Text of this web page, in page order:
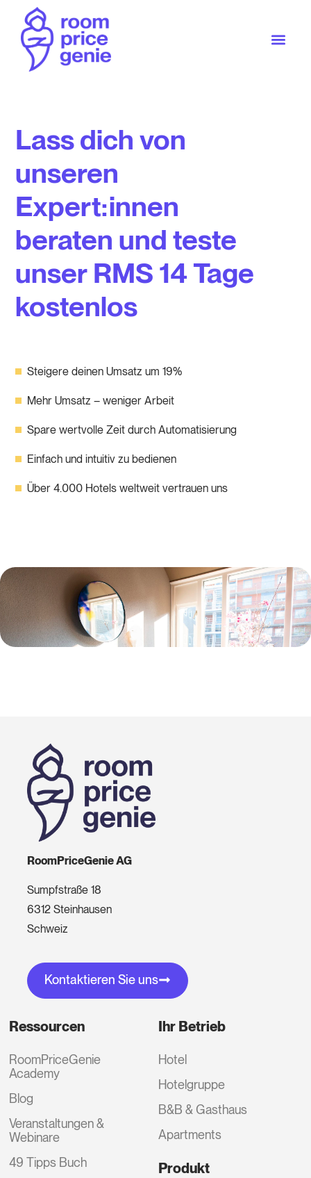
Lass dich von
unseren
Expert:innen
beraten und teste
unser RMS 14 Tage
kostenlos
Steigere deinen Umsatz um 19%
Mehr Umsatz – weniger Arbeit
Spare wertvolle Zeit durch Automatisierung
Einfach und intuitiv zu bedienen
Über 4.000 Hotels weltweit vertrauen uns
RoomPriceGenie AG
Sumpfstraße 18
6312 Steinhausen
Schweiz
Kontaktieren Sie uns
Ressourcen
RoomPriceGenie
Academy
Blog
Veranstaltungen &
Webinare
49 Tipps Buch
Ihr Betrieb
Hotel
Hotelgruppe
B&B & Gasthaus
Apartments
Produkt